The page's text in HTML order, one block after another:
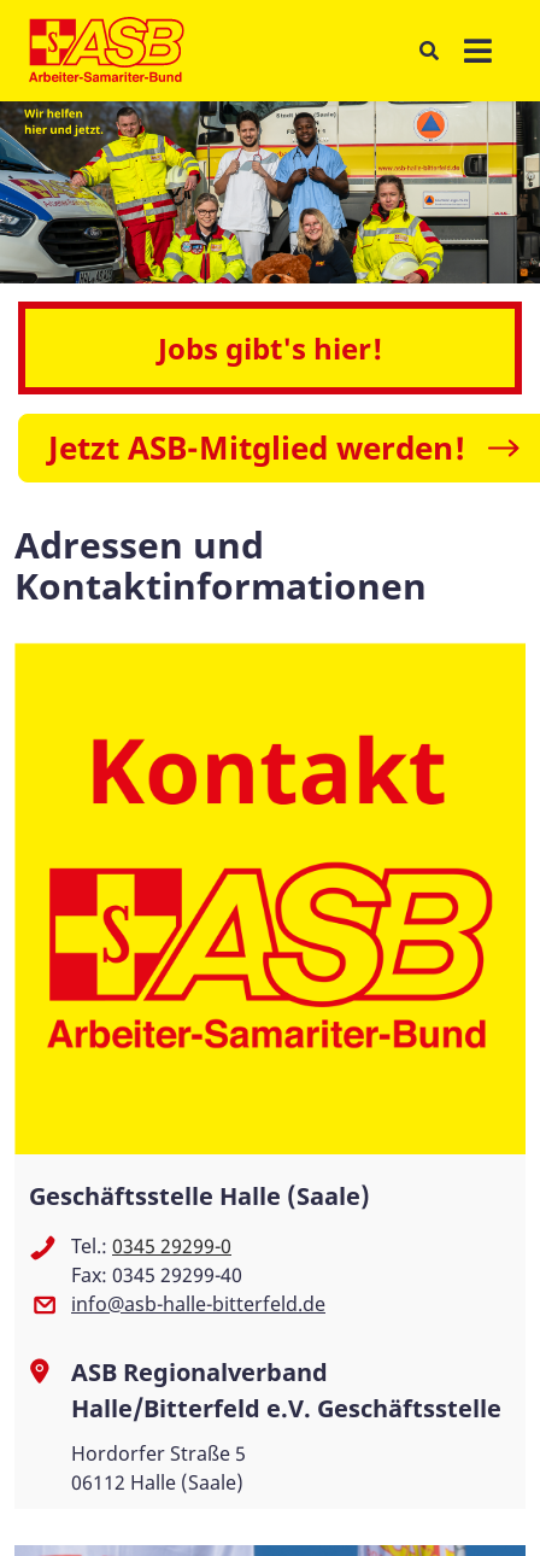
Jobs gibt's hier!
Jetzt ASB-Mitglied werden!
Adressen und
Kontaktinformationen
Geschäftsstelle Halle (Saale)
Tel.: 0345 29299-0
Fax: 0345 29299-40
info@asb-halle-bitterfeld.de
ASB Regionalverband
Halle/Bitterfeld e.V. Geschäftsstelle
Hordorfer Straße 5
06112 Halle (Saale)